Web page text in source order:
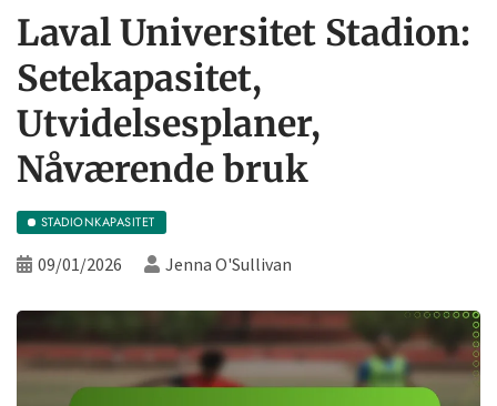
Laval Universitet Stadion:
Setekapasitet,
Utvidelsesplaner,
Nåværende bruk
STADIONKAPASITET
09/01/2026 Jenna O'Sullivan